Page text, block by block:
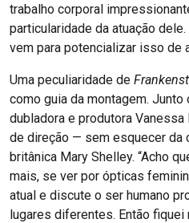
trabalho corporal
particularidade da atuação
vem para potencializar isso de
Uma peculiaridade de
como guia da montagem.
dubladora e produtora
de direção — sem esquecer da
britânica Mary Shelley. “Acho
mais, se ver por ópticas
atual e discute o ser humano
lugares diferentes. Então fiquei